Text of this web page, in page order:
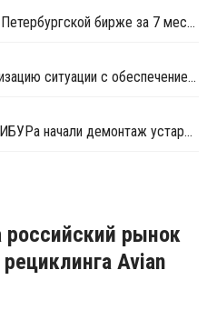
Продажи нефтепродуктов на Петербургской бирже за 7 месяцев снизились на 11,2%, в июле – на 35,6%
Минэнерго отметило стабилизацию ситуации с обеспечением топливом в ряде регионов
На казанском предприятии СИБУРа начали демонтаж устаревшего производства этилена
рынок
Avian